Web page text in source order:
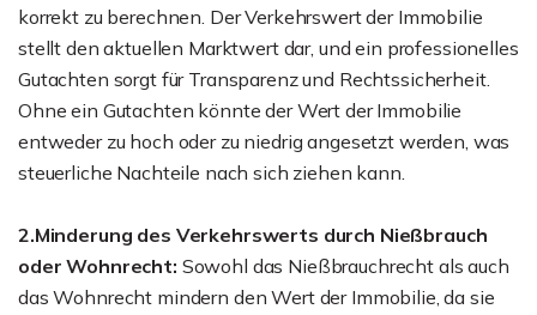
korrekt zu berechnen. Der Verkehrswert der Immobilie
stellt den aktuellen Marktwert dar, und ein professionelles
Gutachten sorgt für Transparenz und Rechtssicherheit.
Ohne ein Gutachten könnte der Wert der Immobilie
entweder zu hoch oder zu niedrig angesetzt werden, was
steuerliche Nachteile nach sich ziehen kann.
2.Minderung des Verkehrswerts durch Nießbrauch
oder Wohnrecht: Sowohl das Nießbrauchrecht als auch
das Wohnrecht mindern den Wert der Immobilie, da sie